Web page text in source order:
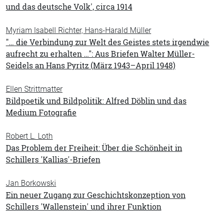
und das deutsche Volk', circa 1914
Myriam Isabell Richter, Hans-Harald Müller
"… die Verbindung zur Welt des Geistes stets irgendwie
aufrecht zu erhalten …": Aus Briefen Walter Müller-
Seidels an Hans Pyritz (März 1943–April 1948)
Ellen Strittmatter
Bildpoetik und Bildpolitik: Alfred Döblin und das
Medium Fotografie
Robert L. Loth
Das Problem der Freiheit: Über die Schönheit in
Schillers 'Kallias'-Briefen
Jan Borkowski
Ein neuer Zugang zur Geschichtskonzeption von
Schillers 'Wallenstein' und ihrer Funktion